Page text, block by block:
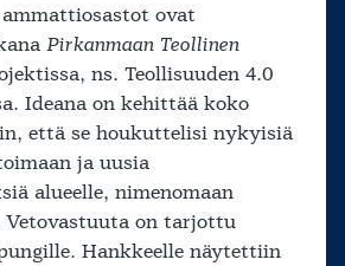
ovat
Pirkanmaan Teollinen
ns. Teollisuuden 4.0
Ideana on kehittää koko
että se houkuttelisi nykyisiä
ja uusia
alueelle, nimenomaan
on tarjottu
Hankkeelle näytettiin